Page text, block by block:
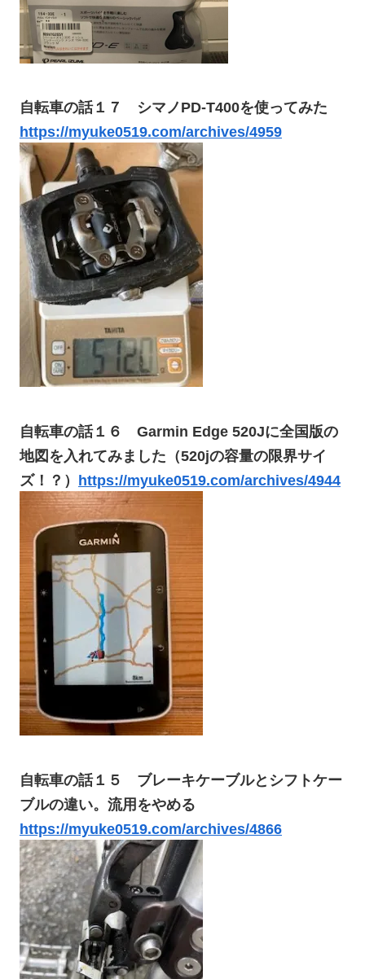
自転車の話１７ シマノPD-T400を使ってみた
https://myuke0519.com/archives/4959
自転車の話１６ Garmin Edge 520Jに全国版の
地図を入れてみました（520jの容量の限界サイ
ズ！？）
https://myuke0519.com/archives/4944
自転車の話１５ ブレーキケーブルとシフトケー
ブルの違い。流用をやめる
https://myuke0519.com/archives/4866